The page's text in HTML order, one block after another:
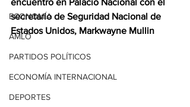
ECONOMÍA
AMLO
PARTIDOS POLÍTICOS
ECONOMÍA INTERNACIONAL
DEPORTES
encuentro en Palacio Nacional con el
secretario de Seguridad Nacional de
Estados Unidos, Markwayne Mullin